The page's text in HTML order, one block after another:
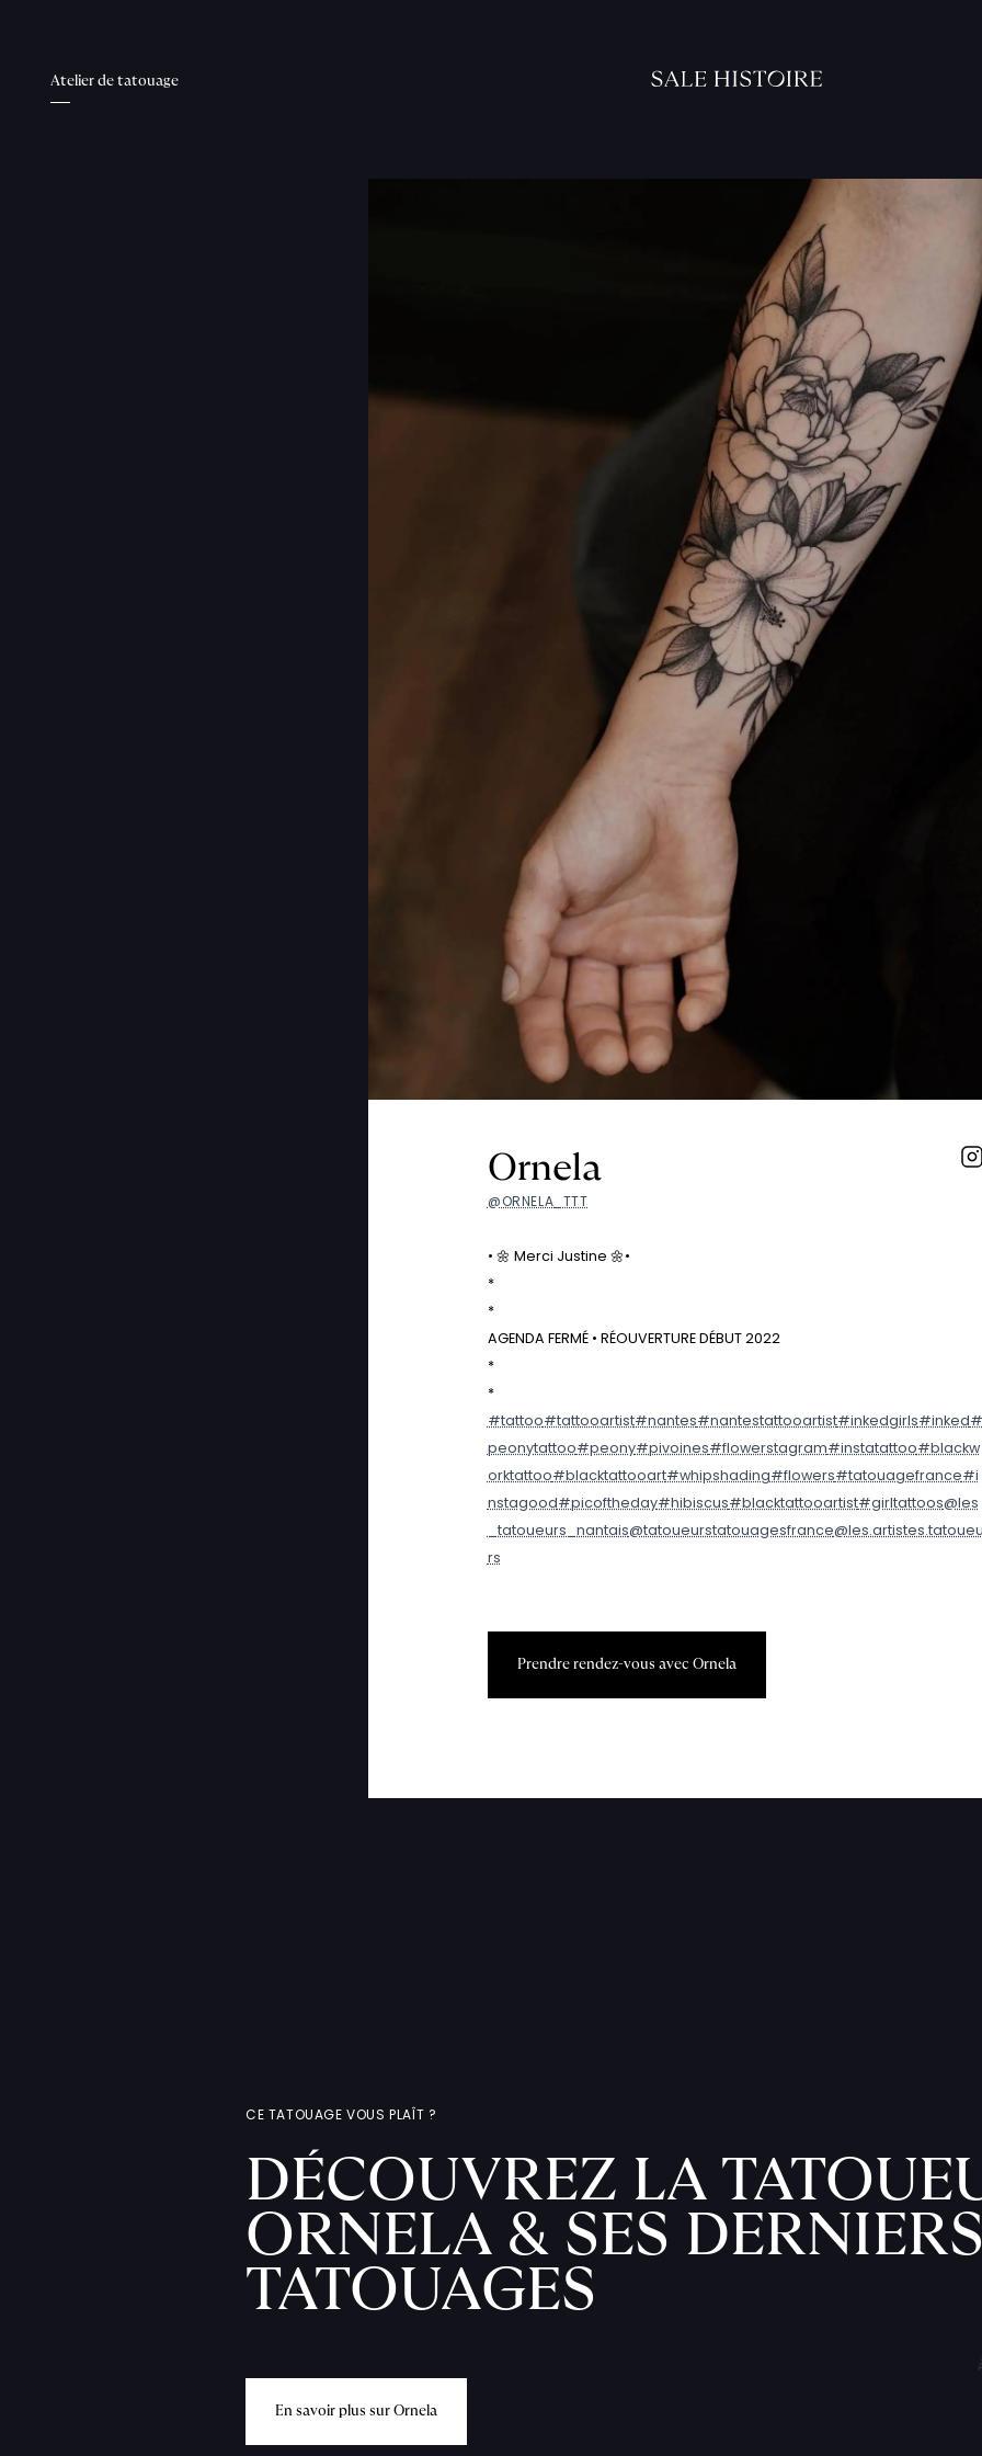
Atelier de tatouage
Ornela
@ORNELA_TTT
• 🌼 Merci Justine 🌼•
*
*
AGENDA FERMÉ • RÉOUVERTURE DÉBUT 2022
*
*
#tattoo#tattooartist#nantes#nantestattooartist#inkedgirls#inked#
peonytattoo#peony#pivoines#flowerstagram#instatattoo#blackw
orktattoo#blacktattooart#whipshading#flowers#tatouagefrance#i
nstagood#picoftheday#hibiscus#blacktattooartist#girltattoos@les
_tatoueurs_nantais@tatoueurstatouagesfrance
rs
Prendre rendez-vous avec Ornela
CE TATOUAGE VOUS PLAÎT ?
DÉCOUVREZ LA
ORNELA & SES
TATOUAGES
En savoir plus sur Ornela